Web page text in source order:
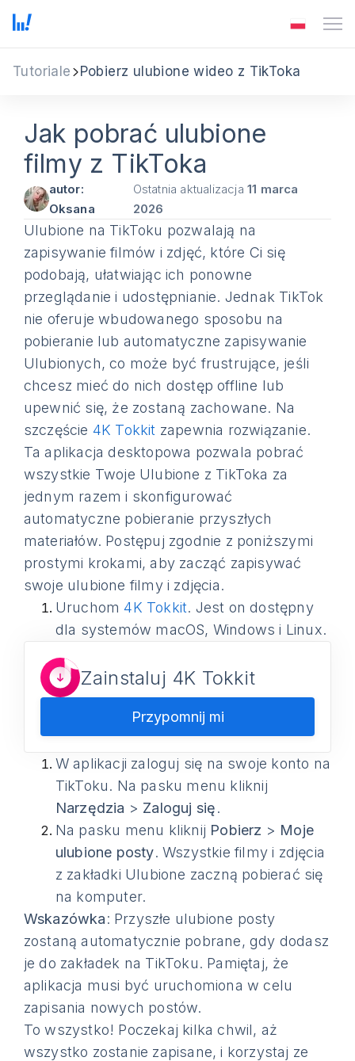
Tutoriale Pobierz ulubione wideo z TikToka
Jak pobrać ulubione
filmy z TikToka
autor:
Oksana
Ostatnia aktualizacja11 marca
2026
Ulubione na TikToku pozwalają na
zapisywanie filmów i zdjęć, które Ci się
podobają, ułatwiając ich ponowne
przeglądanie i udostępnianie. Jednak TikTok
nie oferuje wbudowanego sposobu na
pobieranie lub automatyczne zapisywanie
Ulubionych, co może być frustrujące, jeśli
chcesz mieć do nich dostęp offline lub
upewnić się, że zostaną zachowane. Na
szczęście 4K Tokkit zapewnia rozwiązanie.
Ta aplikacja desktopowa pozwala pobrać
wszystkie Twoje Ulubione z TikToka za
jednym razem i skonfigurować
automatyczne pobieranie przyszłych
materiałów. Postępuj zgodnie z poniższymi
prostymi krokami, aby zacząć zapisywać
swoje ulubione filmy i zdjęcia.
Uruchom4K Tokkit. Jest on dostępny
dla systemów macOS, Windows i Linux.
Zainstaluj 4K Tokkit
Przypomnij mi
W aplikacji zaloguj się na swoje konto na
TikToku. Na pasku menu kliknij
Narzędzia > Zaloguj się.
Na pasku menu kliknij Pobierz > Moje
ulubione posty. Wszystkie filmy i zdjęcia
z zakładki Ulubione zaczną pobierać się
na komputer.
Wskazówka: Przyszłe ulubione posty
zostaną automatycznie pobrane, gdy dodasz
je do zakładek na TikToku. Pamiętaj, że
aplikacja musi być uruchomiona w celu
zapisania nowych postów.
To wszystko! Poczekaj kilka chwil, aż
wszystko zostanie zapisane, i korzystaj ze